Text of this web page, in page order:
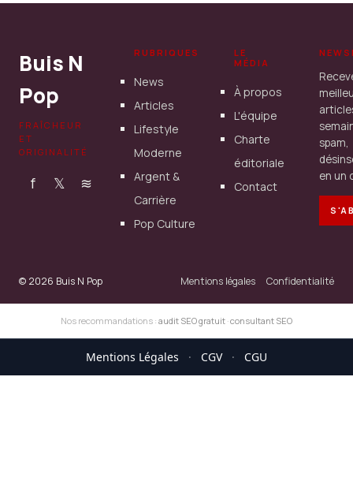
Buis N
Pop
FRAÎCHEUR
ET
ORIGINALITÉ
f 𝕏 ≋
RUBRIQUES
News
Articles
Lifestyle
Moderne
Argent &
Carrière
Pop Culture
LE
MÉDIA
À propos
L'équipe
Charte
éditoriale
Contact
spam,
en un
© 2026 Buis N Pop Mentions légales Confidentialité
Nos recommandations : audit SEO gratuit ·consultant SEO
Mentions Légales · CGV · CGU